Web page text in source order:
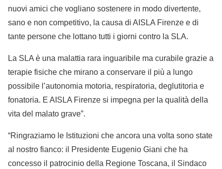
nuovi amici che vogliano sostenere in modo divertente,
sano e non competitivo, la causa di AISLA Firenze e di
tante persone che lottano tutti i giorni contro la SLA.
La SLA è una malattia rara inguaribile ma curabile grazie a
terapie fisiche che mirano a conservare il più a lungo
possibile l’autonomia motoria, respiratoria, deglutitoria e
fonatoria. E AISLA Firenze si impegna per la qualità della
vita del malato grave”.
“Ringraziamo le Istituzioni che ancora una volta sono state
al nostro fianco: il Presidente Eugenio Giani che ha
concesso il patrocinio della Regione Toscana, il Sindaco